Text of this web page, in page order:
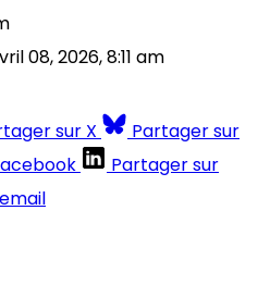
08, 2026, 8:11 am
sur X
Partager sur
Partager sur